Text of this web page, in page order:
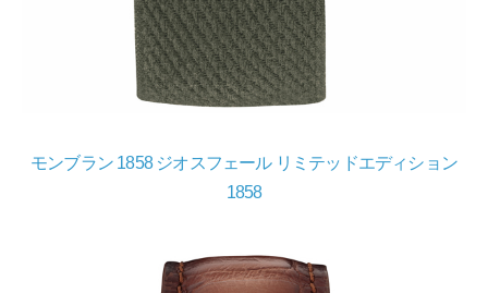
モンブラン 1858 ジオスフェール リミテッドエディション
1858